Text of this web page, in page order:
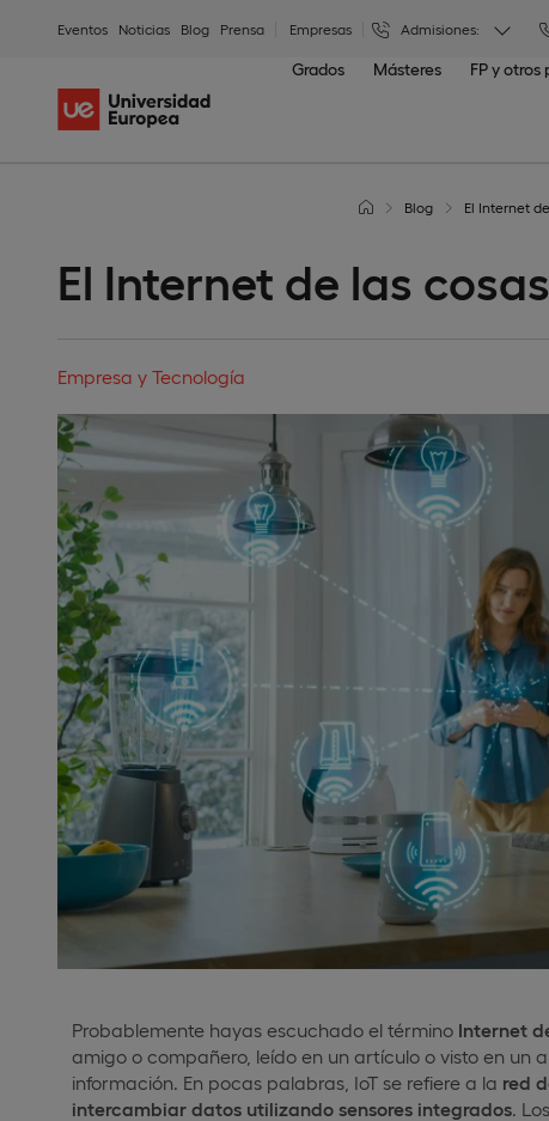
Eventos Noticias Blog Prensa Empresas Admisiones:
Grados Másteres FP y otros
Blog El Internet
El Internet de las
Empresa y Tecnología
Probablemente hayas escuchado el término Internet
amigo o compañero, leído en un artículo o visto en un
información. En pocas palabras, IoT se refiere a la red
intercambiar datos utilizando sensores integrados .